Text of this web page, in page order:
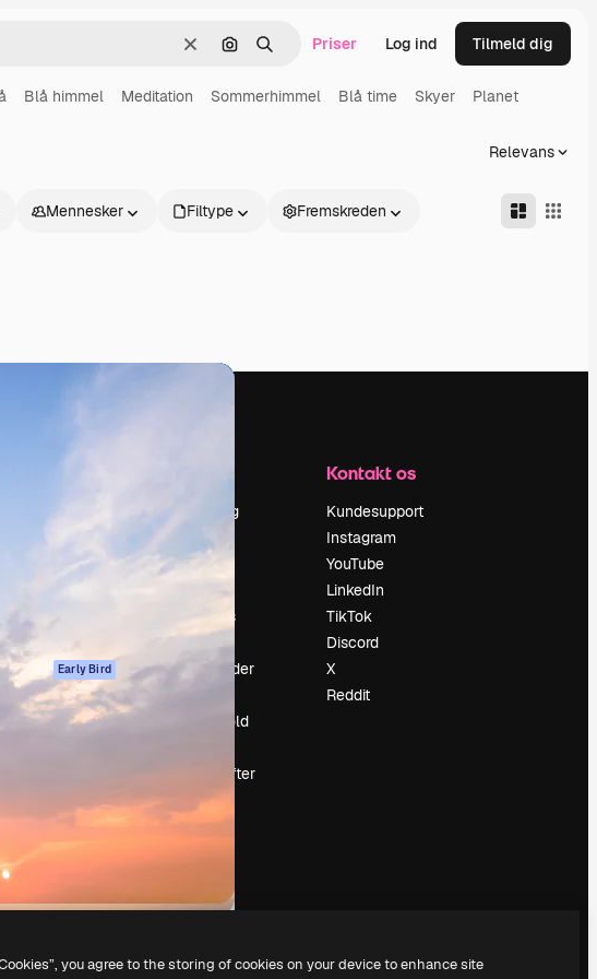
Klar Søg efter billede
Søge Priser Log ind Tilmeld dig
Blå himmel Meditation Sommerhimmel Blå time Skyer Planet
Relevans
Mennesker Filtype Fremskreden
Early Bird
politik
Prissætning
Reviews
Søgetrends
Begivenheder
Sælg indhold
Leder du efter
magnific.ai
Kontakt os
Kundesupport
Instagram
YouTube
LinkedIn
TikTok
Discord
X
Reddit
you agree to the storing of cookies on your device to enhance site